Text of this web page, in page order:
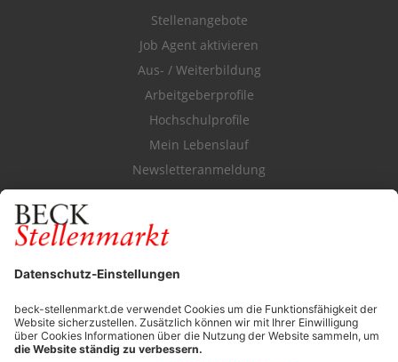
Stellenangebote
Job Agent aktivieren
Aus- / Weiterbildung
Arbeitgeberprofile
Hochschulprofile
Mein Lebenslauf
Newsletteranmeldung
Durchsuchen Sie den Stellenkatalog
FÜR ARBEITGEBER
Stellenmarktpreise
Anzeigen-AGB
Media-Daten
Newsletteranmeldung